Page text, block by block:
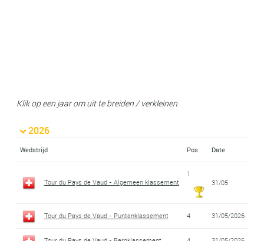
Klik op een jaar om uit te breiden / verkleinen
2026
Wedstrijd Pos Date
Tour du Pays de Vaud - Algemeen klassement
1
31/05
Tour du Pays de Vaud - Puntenklassement 4 31/05/2026